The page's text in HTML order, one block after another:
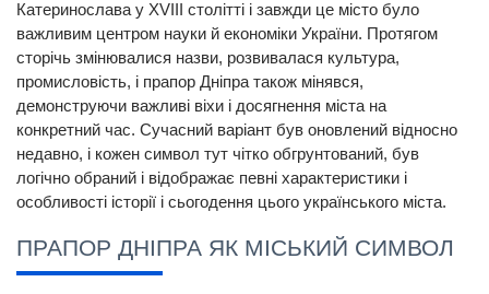
Катеринослава у XVIII столітті і завжди це місто було
важливим центром науки й економіки України. Протягом
сторічь змінювалися назви, розвивалася культура,
промисловість, і прапор Дніпра також мінявся,
демонструючи важливі віхи і досягнення міста на
конкретний час. Сучасний варіант був оновлений відносно
недавно, і кожен символ тут чітко обгрунтований, був
логічно обраний і відображає певні характеристики і
особливості історії і сьогодення цього українського міста.
ПРАПОР ДНІПРА ЯК МІСЬКИЙ СИМВОЛ